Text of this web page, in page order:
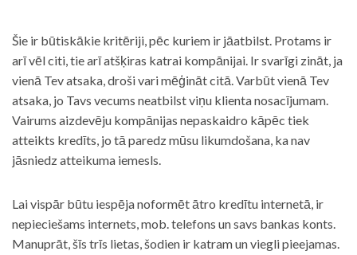
Šie ir būtiskākie kritēriji, pēc kuriem ir jāatbilst. Protams ir
arī vēl citi, tie arī atšķiras katrai kompānijai. Ir svarīgi zināt, ja
vienā Tev atsaka, droši vari mēģināt citā. Varbūt vienā Tev
atsaka, jo Tavs vecums neatbilst viņu klienta nosacījumam.
Vairums aizdevēju kompānijas nepaskaidro kāpēc tiek
atteikts kredīts, jo tā paredz mūsu likumdošana, ka nav
jāsniedz atteikuma iemesls.
Lai vispār būtu iespēja noformēt ātro kredītu internetā, ir
nepieciešams internets, mob. telefons un savs bankas konts.
Manuprāt, šīs trīs lietas, šodien ir katram un viegli pieejamas.